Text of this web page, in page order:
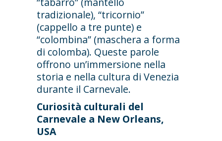
tradizionale), “tricornio”
(cappello a tre punte) e
“colombina” (maschera a forma
di colomba). Queste parole
offrono un’immersione nella
storia e nella cultura di Venezia
durante il Carnevale.
Curiosità culturali del
Carnevale a New Orleans,
USA